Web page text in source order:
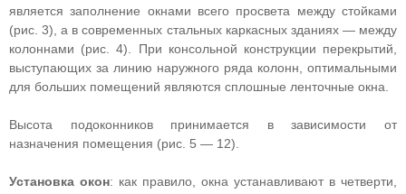
является заполнение окнами всего просвета между стойками
(рис. 3), а в современных стальных каркасных зданиях — между
колоннами (рис. 4). При консольной конструкции перекрытий,
выступающих за линию наружного ряда колонн, оптимальными
для больших помещений являются сплошные ленточные окна.
Высота подоконников принимается в зависимости от
назначения помещения (рис. 5 — 12).
Установка окон: как правило, окна устанавливают в четверти,